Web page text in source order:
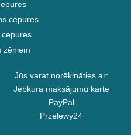
cepures
cepures
zēniem
Jūs varat norēķināties ar:
Jebkura maksājumu karte
PayPal
Przelewy24